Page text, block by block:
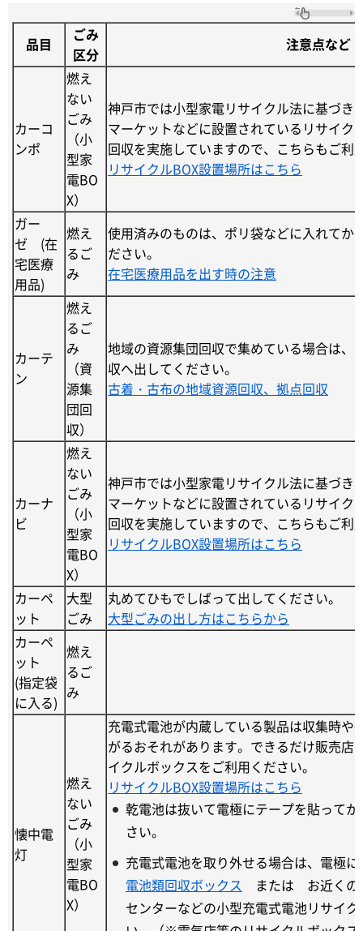
品目
ごみ
区分
注意点など
カーコ
ンポ
燃え
ない
ごみ
（小
型家
電BO
X）
神戸市では小型家電リサイクル法に基づき
マーケットなどに設置されているリサイク
回収を実施していますので、こちらもご利
リサイクルBOX設置場所はこちら
ガー
ゼ (在
宅医療
用品)
燃え
るご
み
使用済みのものは、ポリ袋などに入れてか
ださい。
在宅医療用品を出す時の注意
カーテ
ン
燃え
るご
み
（資
源集
団回
収）
地域の資源集団回収で集めている場合は、
収へ出してください。
古着・古布の地域資源回収、拠点回収
カーナ
ビ
燃え
ない
ごみ
（小
型家
電BO
X）
神戸市では小型家電リサイクル法に基づき
マーケットなどに設置されているリサイク
回収を実施していますので、こちらもご利
リサイクルBOX設置場所はこちら
カーペ
ット
大型
ごみ
丸めてひもでしばって出してください。
大型ごみの出し方はこちらから
カーペ
ット
(指定袋
に入る)
燃え
るご
み
懐中電
灯
燃え
ない
ごみ
（小
型家
電BO
X）
充電式電池が内蔵している製品は収集時や
がるおそれがあります。できるだけ販売店
イクルボックスをご利用ください。
リサイクルBOX設置場所はこちら
乾電池は抜いて電極にテープを貼って
さい。
充電式電池を取り外せる場合は、電極
電池類回収ボックス または お近くの
センターなどの小型充電式電池リサイ